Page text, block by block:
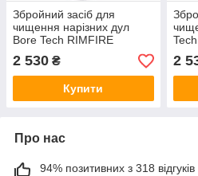
Збройний засіб для
чищення нарізних дул
Bore Tech RIMFIRE
BLEND. Об'єм — 473 мл
2 530 ₴
Купити
2
Про нас
94% позитивних з 318 відгуків